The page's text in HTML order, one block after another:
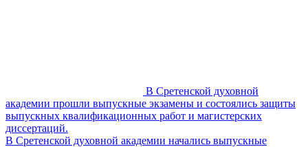
В Сретенской духовной
академии прошли выпускные экзамены и состоялись защиты
выпускных квалификационных работ и магистерских
диссертаций.
В Сретенской духовной академии начались выпускные